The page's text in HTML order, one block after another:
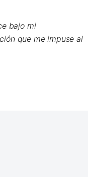
bajo mi
que me impuse al